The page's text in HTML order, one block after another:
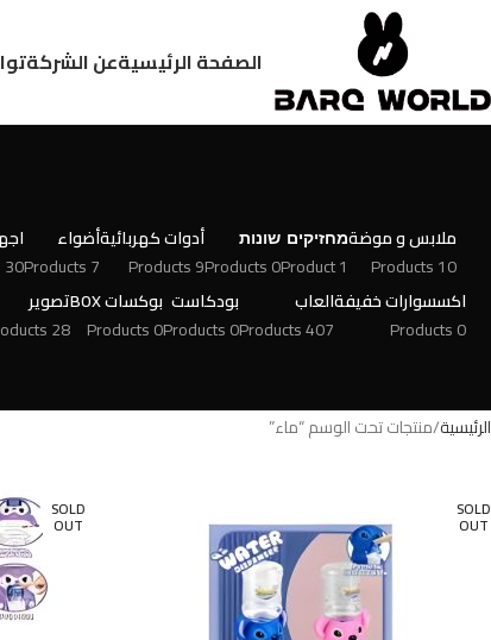
الصفحة الرئيسيةعن الشركة
ملابس و موضة
10 Products
מחזיקים
1 Product
שונות
0 Products
أدوات كهربائية
9 Products
أضواء
7 Products
30 Products
اكسسوارات خفيفة
0 Products
العاب
407 Products
بودكاست
0 Products
بوكسات BOX
0 Products
تصوير
28 Products
الرئيسية منتجات تحت الوسم “ماء”
SOLD
OUT
SOLD
OUT